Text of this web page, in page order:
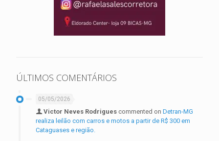
ÚLTIMOS COMENTÁRIOS
05/05/2026
Victor Neves Rodrigues commented on Detran-MG
realiza leilão com carros e motos a partir de R$ 300 em
Cataguases e região.